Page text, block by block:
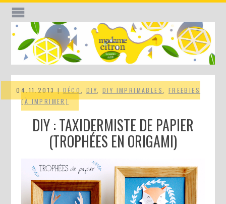
04.11.2013 |DÉCO ,DIY ,DIY IMPRIMABLES
FREEBIES
(À IMPRIMER)
DIY : TAXIDERMISTE DE PAPIER
(TROPHÉES EN ORIGAMI)